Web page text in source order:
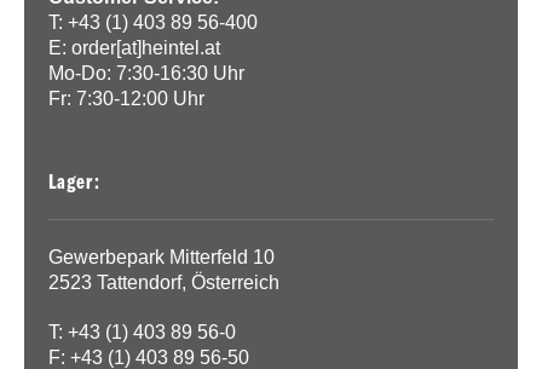
T: +43 (1) 403 89 56-400
E: order[at]heintel.at
Mo-Do: 7:30-16:30 Uhr
Fr: 7:30-12:00 Uhr
Lager:
Gewerbepark Mitterfeld 10
2523 Tattendorf, Österreich
T: +43 (1) 403 89 56-0
F: +43 (1) 403 89 56-50